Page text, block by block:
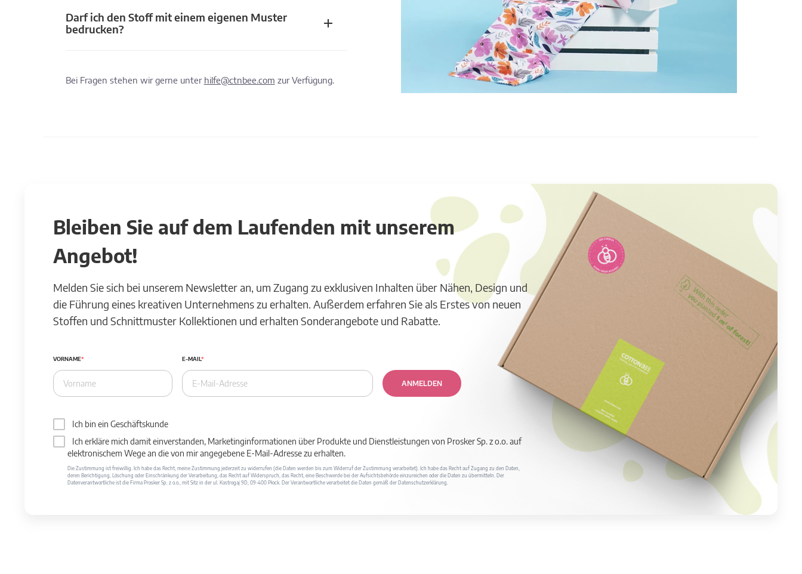
Darf ich den Stoff mit einem eigenen Muster
bedrucken?
Bei Fragen stehen wir gerne unter hilfe@ctnbee.com zur Verfügung.
Bleiben Sie auf dem Laufenden mit unserem
Angebot!
Melden Sie sich bei unserem Newsletter an, um Zugang zu exklusiven Inhalten über Nähen, Design und
die Führung eines kreativen Unternehmens zu erhalten. Außerdem erfahren Sie als Erstes von neuen
Stoffen und Schnittmuster Kollektionen und erhalten Sonderangebote und Rabatte.
VORNAME E-MAIL
ANMELDEN
Ich bin ein Geschäftskunde
Ich erkläre mich damit einverstanden, Marketinginformationen über Produkte und Dienstleistungen von Prosker Sp. z o.o. auf
elektronischem Wege an die von mir angegebene E-Mail-Adresse zu erhalten.
Die Zustimmung ist freiwillig. Ich habe das Recht, meine Zustimmung jederzeit zu widerrufen (die Daten werden bis zum Widerruf der Zustimmung verarbeitet). Ich habe das Recht auf Zugang zu den Daten,
deren Berichtigung, Löschung oder Einschränkung der Verarbeitung, das Recht auf Widerspruch, das Recht, eine Beschwerde bei der Aufsichtsbehörde einzureichen oder die Daten zu übermitteln. Der
Datenverantwortliche ist die Firma Prosker Sp. z o.o., mit Sitz in der ul. Kostrogaj 9D, 09-400 Płock. Der Verantwortliche verarbeitet die Daten gemäß der Datenschutzerklärung.